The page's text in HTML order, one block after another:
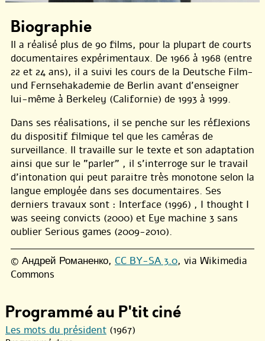
Biographie
Il a réalisé plus de 90 films, pour la plupart de courts
documentaires expérimentaux. De 1966 à 1968 (entre
22 et 24 ans), il a suivi les cours de la Deutsche Film-
und Fernsehakademie de Berlin avant d’enseigner
lui-même à Berkeley (Californie) de 1993 à 1999.
Dans ses réalisations, il se penche sur les réflexions
du dispositif filmique tel que les caméras de
surveillance. Il travaille sur le texte et son adaptation
ainsi que sur le "parler" , il s’interroge sur le travail
d’intonation qui peut paraitre très monotone selon la
langue employée dans ses documentaires. Ses
derniers travaux sont : Interface (1996) , I thought I
was seeing convicts (2000) et Eye machine 3 sans
oublier Serious games (2009-2010).
© Андрей Романенко, CC BY-SA 3.0, via Wikimedia
Commons
Programmé au P'tit ciné
Les mots du président (1967)